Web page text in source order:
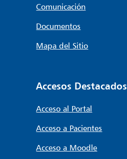
Comunicación
Documentos
Mapa del Sitio
Accesos Destacados
Acceso al Portal
Acceso a Pacientes
Acceso a Moodle